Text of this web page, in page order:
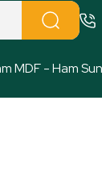
MDF - Ham